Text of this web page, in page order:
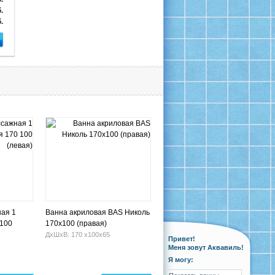
1
Ванна акриловая BAS Николь
170x100 (правая)
ДхШхВ: 170 х100х65
Привет!
Меня зовут Аквавиль!
Я могу: